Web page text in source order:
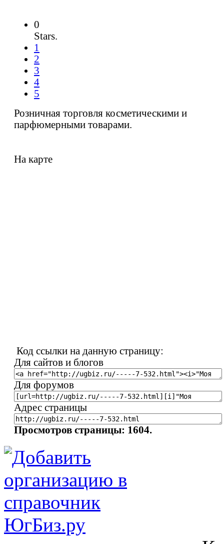
0
Stars.
1
2
3
4
5
Розничная торговля косметическими и
парфюмерными товарами.
На карте
Код ссылки на данную страницу:
Для сайтов и блогов
Для форумов
Адрес страницы
Просмотров страницы: 1604.